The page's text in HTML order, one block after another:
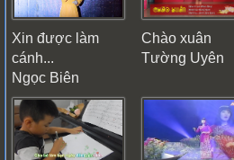
Xin được làm
cánh...
Ngọc Biên
Chào xuân
Tường Uyên